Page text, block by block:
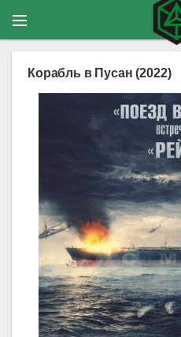
Корабль в Пусан (2022)